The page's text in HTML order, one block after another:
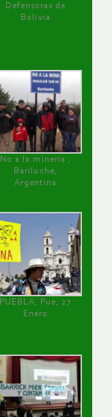
Defensoras de
Bolivia
No a la minería ,
Bariloche,
Argentina
PUEBLA, Pue, 27
Enero